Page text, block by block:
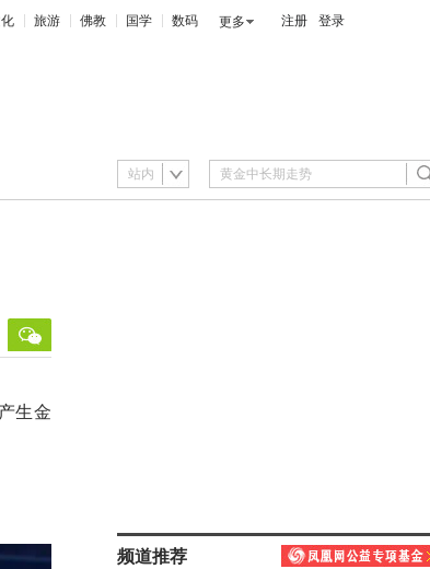
旅游 佛教 国学 数码 更多 注册 登录
站内
生金
频道推荐